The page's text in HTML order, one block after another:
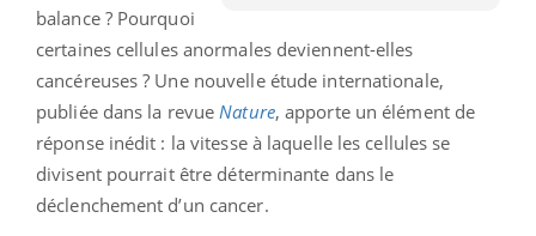
balance ? Pourquoi
certaines cellules anormales deviennent-elles
cancéreuses ? Une nouvelle étude internationale,
publiée dans la revue Nature, apporte un élément de
réponse inédit : la vitesse à laquelle les cellules se
divisent pourrait être déterminante dans le
déclenchement d’un cancer.